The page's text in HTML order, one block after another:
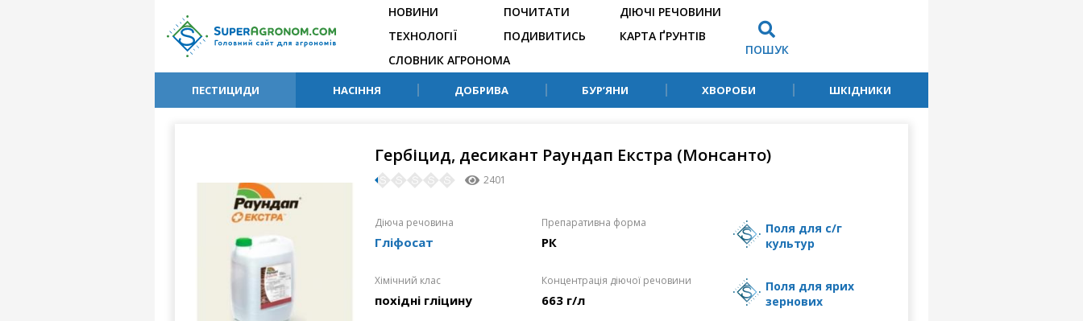
НОВИНИ
ТЕХНОЛОГІЇ
ПОЧИТАТИ
ПОДИВИТИСЬ
ДІЮЧІ РЕЧОВИНИ
КАРТА ҐРУНТІВ
СЛОВНИК АГРОНОМА
ПОШУК
ПЕСТИЦИДИ НАСІННЯ ДОБРИВА БУР’ЯНИ ХВОРОБИ ШКІДНИКИ
Гербіцид, десикант Раундап Екстра (Монсанто)
2401
Діюча речовина
Гліфосат
Препаративна форма
РК
Хімічний клас
похідні гліцину
Концентрація діючої речовини
663 г/л
поля для с/г
культур
поля для ярих
зернових